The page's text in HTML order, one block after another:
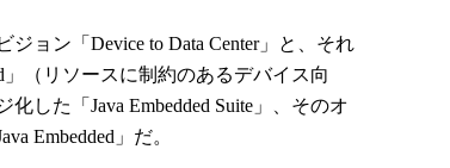
ョン「Device to Data Center」と、それ
」（リソースに制約のあるデバイス向
化した「Java Embedded Suite」、そのオ
Embedded」だ。